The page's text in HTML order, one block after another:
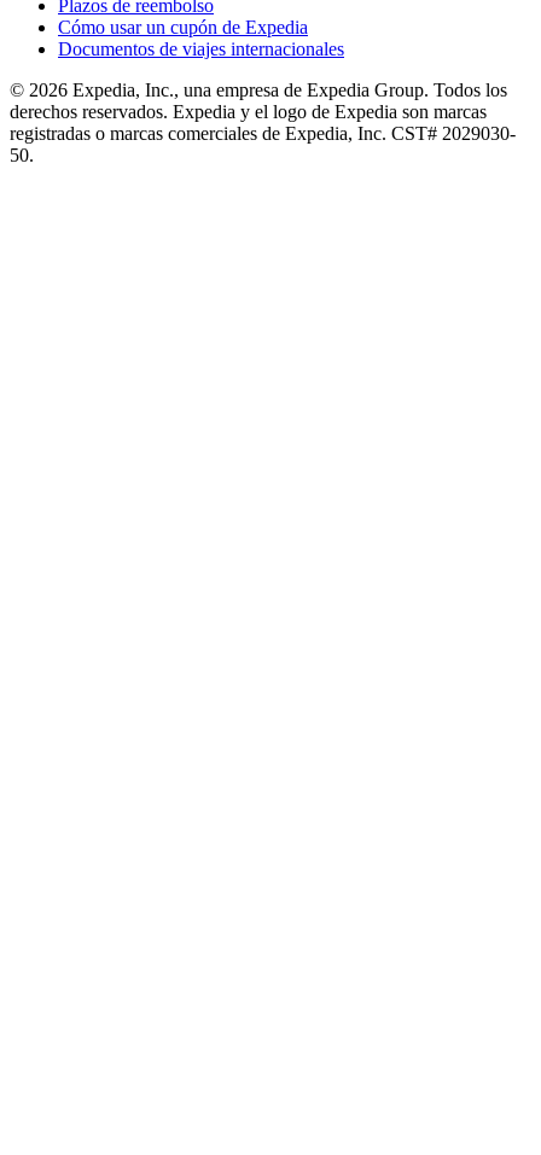
Plazos de reembolso
Cómo usar un cupón de Expedia
Documentos de viajes internacionales
© 2026 Expedia, Inc., una empresa de Expedia Group. Todos los
derechos reservados. Expedia y el logo de Expedia son marcas
registradas o marcas comerciales de Expedia, Inc. CST# 2029030-
50.